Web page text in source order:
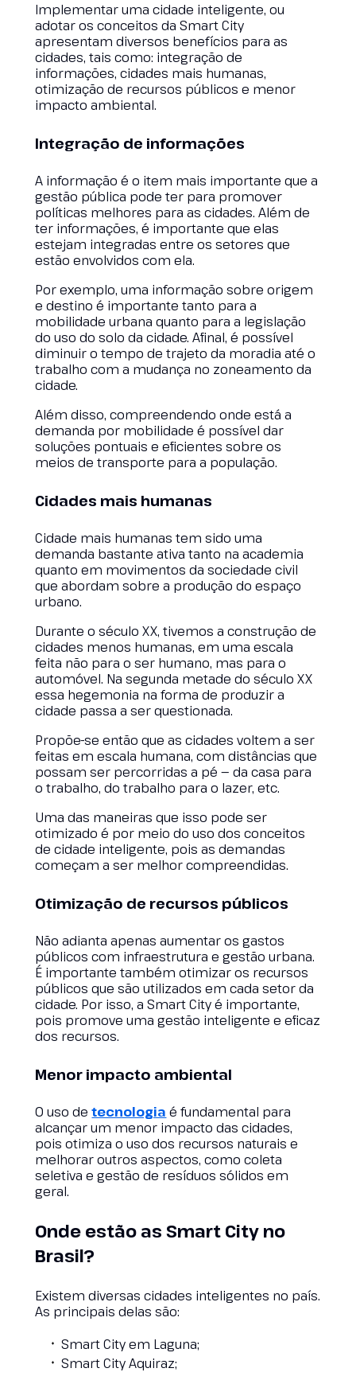
Implementar uma cidade inteligente, ou
adotar os conceitos da Smart City
apresentam diversos benefícios para as
cidades, tais como: integração de
informações, cidades mais humanas,
otimização de recursos públicos e menor
impacto ambiental.
Integração de informações
A informação é o item mais importante que a
gestão pública pode ter para promover
políticas melhores para as cidades. Além de
ter informações, é importante que elas
estejam integradas entre os setores que
estão envolvidos com ela.
Por exemplo, uma informação sobre origem
e destino é importante tanto para a
mobilidade urbana quanto para a legislação
do uso do solo da cidade. Afinal, é possível
diminuir o tempo de trajeto da moradia até o
trabalho com a mudança no zoneamento da
cidade.
Além disso, compreendendo onde está a
demanda por mobilidade é possível dar
soluções pontuais e eficientes sobre os
meios de transporte para a população.
Cidades mais humanas
Cidade mais humanas tem sido uma
demanda bastante ativa tanto na academia
quanto em movimentos da sociedade civil
que abordam sobre a produção do espaço
urbano.
Durante o século XX, tivemos a construção de
cidades menos humanas, em uma escala
feita não para o ser humano, mas para o
automóvel. Na segunda metade do século XX
essa hegemonia na forma de produzir a
cidade passa a ser questionada.
Propõe-se então que as cidades voltem a ser
feitas em escala humana, com distâncias que
possam ser percorridas a pé — da casa para
o trabalho, do trabalho para o lazer, etc.
Uma das maneiras que isso pode ser
otimizado é por meio do uso dos conceitos
de cidade inteligente, pois as demandas
começam a ser melhor compreendidas.
Otimização de recursos públicos
Não adianta apenas aumentar os gastos
públicos com infraestrutura e gestão urbana.
É importante também otimizar os recursos
públicos que são utilizados em cada setor da
cidade. Por isso, a Smart City é importante,
pois promove uma gestão inteligente e eficaz
dos recursos.
Menor impacto ambiental
O uso detecnologia é fundamental para
alcançar um menor impacto das cidades,
pois otimiza o uso dos recursos naturais e
melhorar outros aspectos, como coleta
seletiva e gestão de resíduos sólidos em
geral.
Onde estão as Smart City no
Brasil?
Existem diversas cidades inteligentes no país.
As principais delas são:
Smart City em Laguna;
Smart City Aquiraz;